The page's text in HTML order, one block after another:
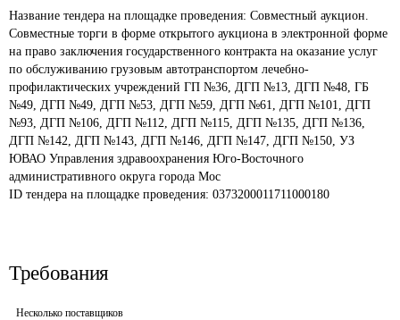
Название тендера на площадке проведения: Совместный аукцион.
Совместные торги в форме открытого аукциона в электронной форме
на право заключения государственного контракта на оказание услуг
по обслуживанию грузовым автотранспортом лечебно-
профилактических учреждений ГП №36, ДГП №13, ДГП №48, ГБ
№49, ДГП №49, ДГП №53, ДГП №59, ДГП №61, ДГП №101, ДГП
№93, ДГП №106, ДГП №112, ДГП №115, ДГП №135, ДГП №136,
ДГП №142, ДГП №143, ДГП №146, ДГП №147, ДГП №150, УЗ
ЮВАО Управления здравоохранения Юго-Восточного
административного округа города Мос
ID тендера на площадке проведения: 0373200011711000180
Требования
Несколько поставщиков